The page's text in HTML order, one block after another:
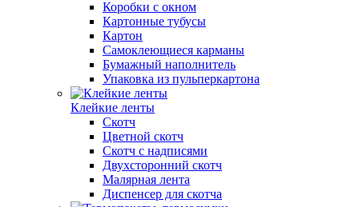
Коробки с окном
Картонные тубусы
Картон
Самоклеющиеся карманы
Бумажный наполнитель
Упаковка из пульперкартона
Клейкие ленты
Скотч
Цветной скотч
Скотч с надписями
Двухсторонний скотч
Малярная лента
Диспенсер для скотча